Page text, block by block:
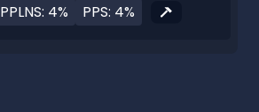
PPLNS: 4% PPS: 4%